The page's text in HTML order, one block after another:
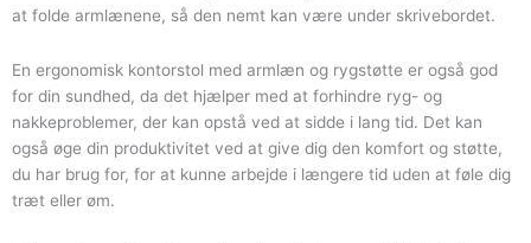
at folde armlænene, så den nemt kan være under skrivebordet.
En ergonomisk kontorstol med armlæn og rygstøtte er også god
for din sundhed, da det hjælper med at forhindre ryg- og
nakkeproblemer, der kan opstå ved at sidde i lang tid. Det kan
også øge din produktivitet ved at give dig den komfort og støtte,
du har brug for, for at kunne arbejde i længere tid uden at føle dig
træt eller øm.